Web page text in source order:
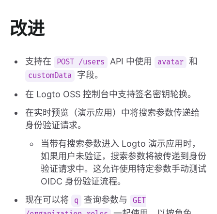
改进
支持在 POST /users API 中使用 avatar 和
customData
字段。
在 Logto OSS 控制台中支持签名密钥轮换。
在实时预览（演示应用）中将搜索参数传递给
身份验证请求。
当带有搜索参数进入 Logto 演示应用时，
如果用户未验证，搜索参数将被传递到身份
验证请求中。这允许使用特定参数手动测试
OIDC 身份验证流程。
现在可以将
q 查询参数与
GET